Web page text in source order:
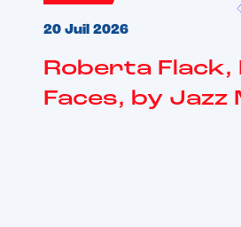
20 Juil 2026
Roberta Flack,
Faces, by Jazz